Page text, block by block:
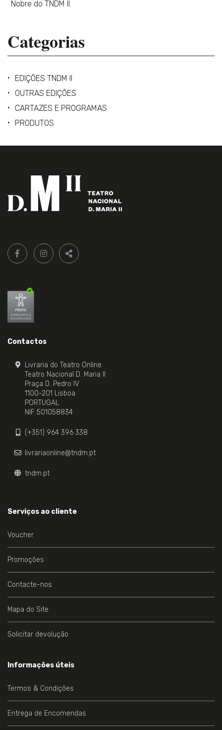
Nobre do TNDM II.
Categorias
EDIÇÕES TNDM II
OUTRAS EDIÇÕES
CARTAZES E PROGRAMAS
PRODUTOS
Siga-
nos:
FACEBOOK LIVRARIA DO TEATRO ONLINE.
INSTAGRAM LIVRARIA DO TEATRO ONLINE.
PARTILHAR
Contactos
Livraria do Teatro Online
Teatro Nacional D. Maria II
Praça D. Pedro IV
1100-201 Lisboa
PORTUGAL
NIF 501058834
(+351) 964 396 338
livrariaonline@tndm.pt
tndm.pt
Serviços ao cliente
Voucher
Promoções
Contacte-nos
Mapa do Site
Solicitar devolução
Informações úteis
Termos & Condições
Entrega de Encomendas